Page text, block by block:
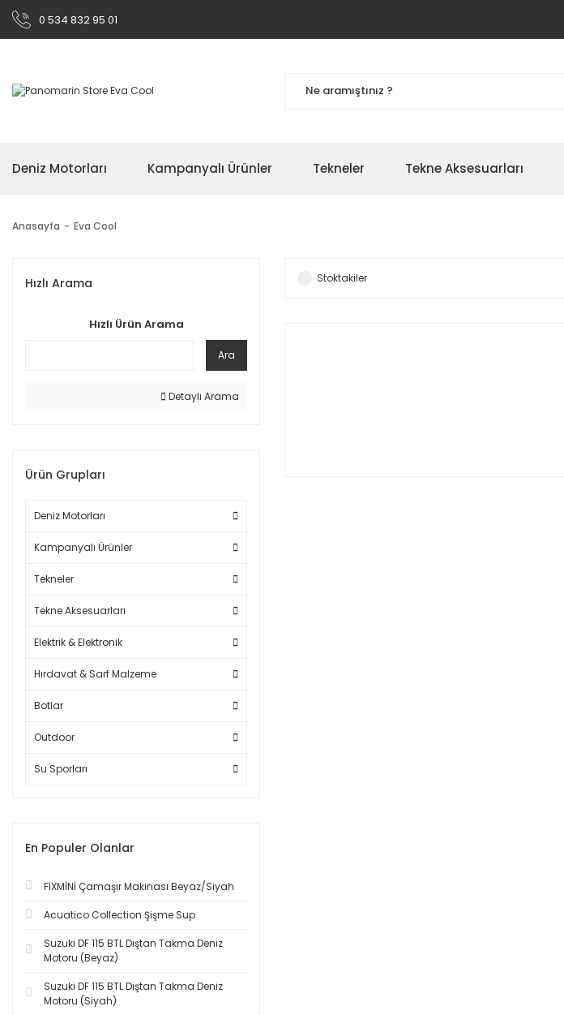
0 534 832 95 01
Deniz Motorları Kampanyalı Ürünler Tekneler Tekne Aksesuarları
Anasayfa Eva Cool
Hızlı Arama
Hızlı Ürün Arama
Ara
Detaylı Arama
Ürün Grupları
Deniz Motorları
Kampanyalı Ürünler
Tekneler
Tekne Aksesuarları
Elektrik & Elektronik
Hırdavat & Sarf Malzeme
Botlar
Outdoor
Su Sporları
En Populer Olanlar
FİXMİNİ Çamaşır Makinası Beyaz/Siyah
Acuatico Collection Şişme Sup
Suzuki DF 115 BTL Dıştan Takma Deniz
Motoru (Beyaz)
Suzuki DF 115 BTL Dıştan Takma Deniz
Motoru (Siyah)
Stoktakiler